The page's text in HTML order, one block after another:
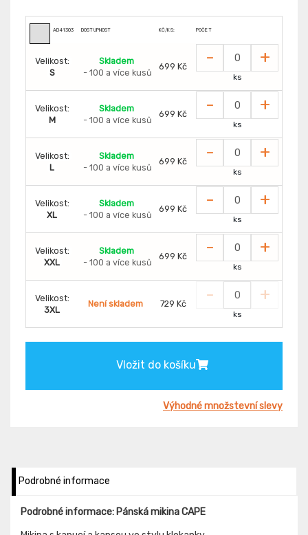
AD41303 DOSTUPNOST KČ/KS: POČET
Velikost:
S
Skladem
- 100 a více kusů
699 Kč - +
ks
Velikost:
M
Skladem
- 100 a více kusů
699 Kč - +
ks
Velikost:
L
Skladem
- 100 a více kusů
699 Kč - +
ks
Velikost:
XL
Skladem
- 100 a více kusů
699 Kč - +
ks
Velikost:
XXL
Skladem
- 100 a více kusů
699 Kč - +
ks
Velikost:
3XL
Není skladem 729 Kč - +
ks
Vložit do košíku
Výhodné množstevní slevy
Podrobné informace
Podrobné informace: Pánská mikina CAPE